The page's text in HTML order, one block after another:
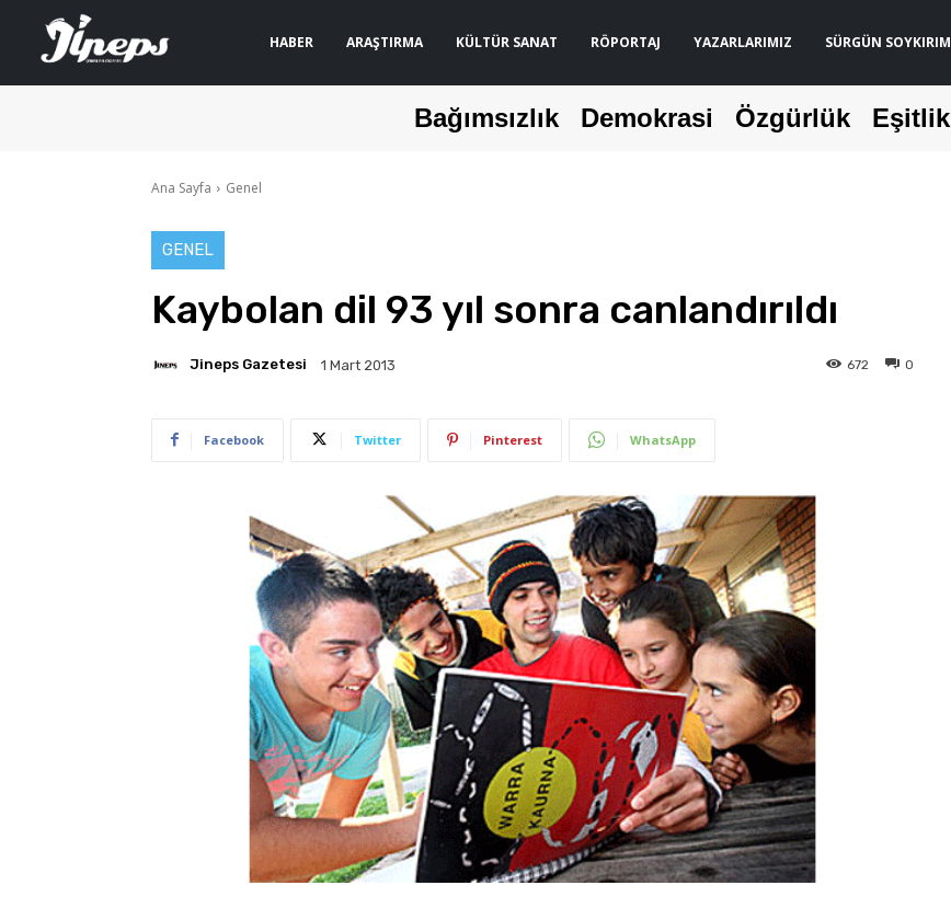
HABER ARAŞTIRMA KÜLTÜR SANAT RÖPORTAJ YAZARLARIMIZ SÜRGÜN SOYKIRIM
Bağımsızlık Demokrasi Özgürlük Eşitlik
Ana Sayfa Genel
GENEL
Kaybolan dil 93 yıl sonra canlandırıldı
Jineps Gazetesi 1 Mart 2013 0
672
Facebook Twitter Pinterest WhatsApp